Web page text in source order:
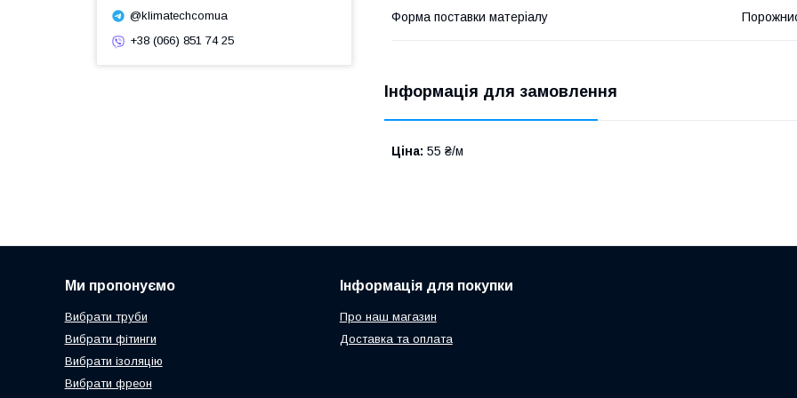
Форма поставки матеріалу
Інформація для замовлення
Ціна: 55 ₴/м
@klimatechcomua
+38 (066) 851 74 25
Ми пропонуємо
Вибрати труби
Вибрати фітинги
Вибрати ізоляцію
Вибрати фреон
Інформація для покупки
Про наш магазин
Доставка та оплата